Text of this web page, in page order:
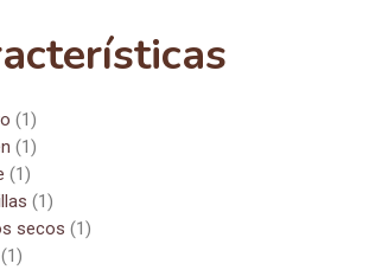
(1)
(1)
(1)
(1)
secos (1)
(1)